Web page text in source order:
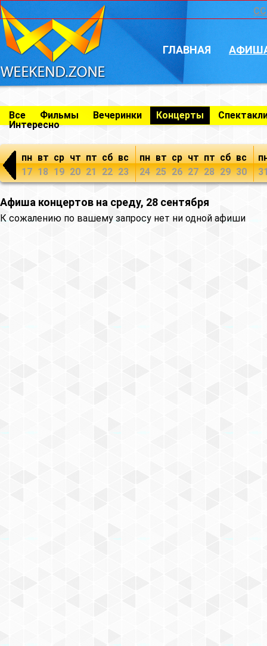
ГЛАВНАЯ
Все Фильмы Вечеринки Концерты
Интересно
пн
17
вт
18
ср
19
чт
20
пт
21
сб
22
вс
23
пн
24
вт
25
ср
26
чт
27
пт
28
сб
29
вс
30
Афиша концертов на среду, 28 сентября
К сожалению по вашему запросу нет ни одной афиши